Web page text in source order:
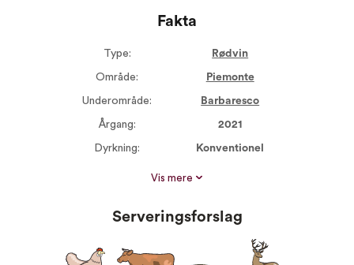
Fakta
Type: Rødvin
Område: Piemonte
Underområde: Barbaresco
Årgang: 2021
Dyrkning: Konventionel
Proptype: Kork
Mørkt kød
Kraftig ost
Vis mere
Serveringsforslag